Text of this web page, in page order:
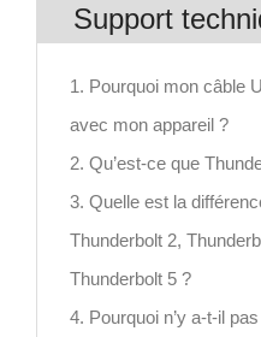
Support
1. Pourquoi mon câble
avec mon appareil ?
2. Qu’est-ce que
3. Quelle est la
Thunderbolt 2,
Thunderbolt 5 ?
4. Pourquoi n’y a-t-il